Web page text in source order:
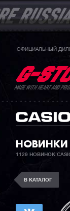
ОФИЦИАЛЬНЫЙ
MADE WITH HEART AND
НОВИНКИ
1129 НОВИНОК
В КАТАЛОГ